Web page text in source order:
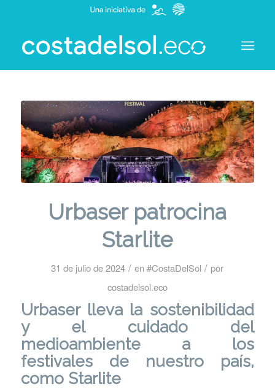
Urbaser patrocina
Starlite
31 de julio de 2024 / en#CostaDelSol / por
costadelsol.eco
Urbaser lleva la sostenibilidad
y el cuidado del
medioambiente a los
festivales de nuestro país,
como Starlite